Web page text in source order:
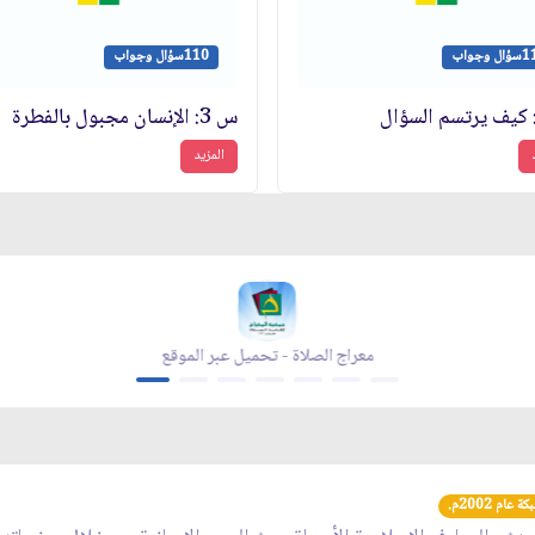
110سؤال وجواب
س 3: الإنسان مجبول بالفطرة
المزيد
معراج الصلاة - تحميل عبر الموقع
2002م.